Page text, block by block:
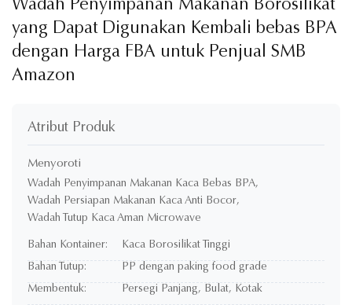
Wadah Penyimpanan Makanan Borosilikat
yang Dapat Digunakan Kembali bebas BPA
dengan Harga FBA untuk Penjual SMB
Amazon
Atribut Produk
Menyoroti
Wadah Penyimpanan Makanan Kaca Bebas BPA,
Wadah Persiapan Makanan Kaca Anti Bocor,
Wadah Tutup Kaca Aman Microwave
Bahan Kontainer:
Kaca Borosilikat Tinggi
Bahan Tutup:
PP dengan paking food grade
Membentuk:
Persegi Panjang, Bulat, Kotak